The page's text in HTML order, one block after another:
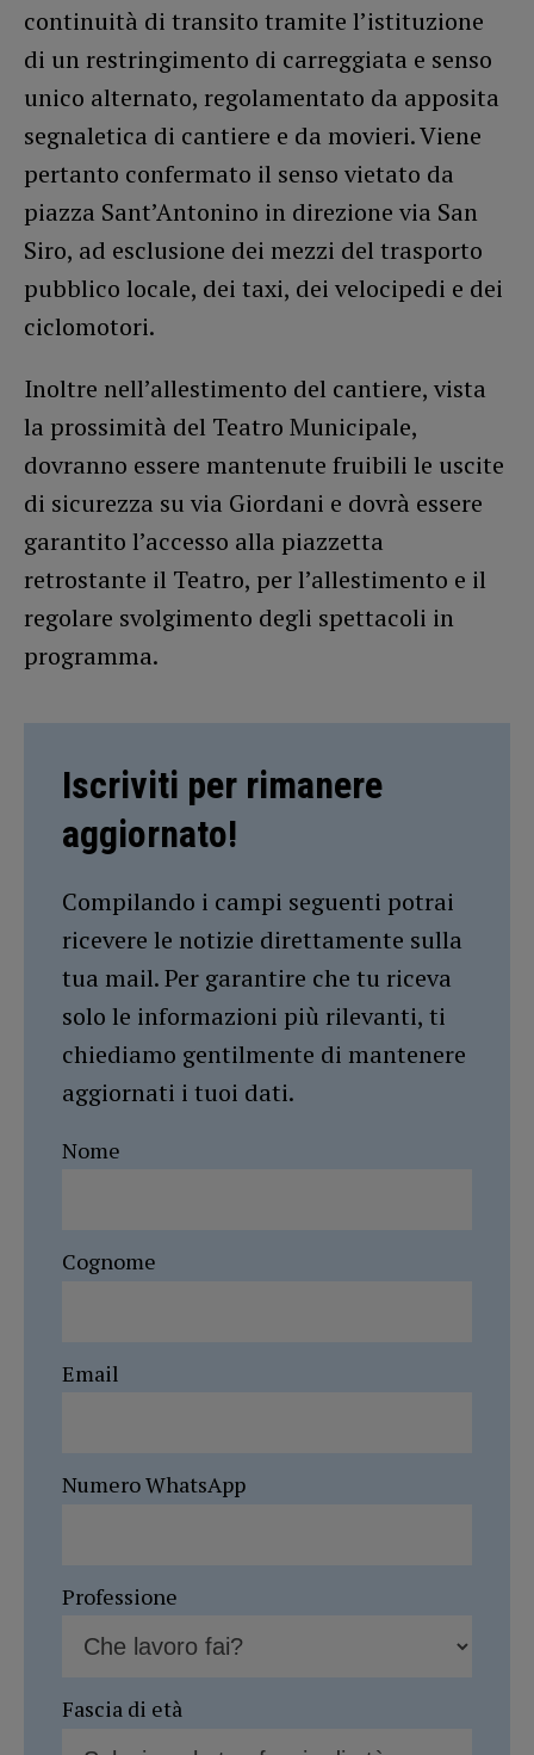
continuità di transito tramite l’istituzione
di un restringimento di carreggiata e senso
unico alternato, regolamentato da apposita
segnaletica di cantiere e da movieri. Viene
pertanto confermato il senso vietato da
piazza Sant’Antonino in direzione via San
Siro, ad esclusione dei mezzi del trasporto
pubblico locale, dei taxi, dei velocipedi e dei
ciclomotori.
Inoltre nell’allestimento del cantiere, vista
la prossimità del Teatro Municipale,
dovranno essere mantenute fruibili le uscite
di sicurezza su via Giordani e dovrà essere
garantito l’accesso alla piazzetta
retrostante il Teatro, per l’allestimento e il
regolare svolgimento degli spettacoli in
programma.
Iscriviti per rimanere
aggiornato!
Compilando i campi seguenti potrai
ricevere le notizie direttamente sulla
tua mail. Per garantire che tu riceva
solo le informazioni più rilevanti, ti
chiediamo gentilmente di mantenere
aggiornati i tuoi dati.
Nome
Cognome
Email
Numero WhatsApp
Professione
Fascia di età